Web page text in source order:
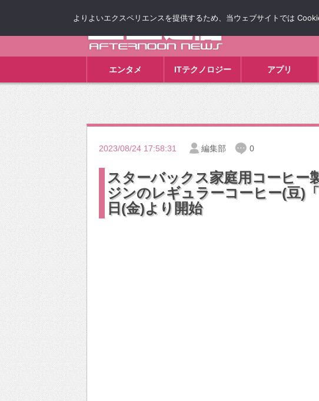
エンタメ ITテクノロジー アプリ
2023/08/24 17:58:31 編集部 0
スターバックス家庭用コーヒー
ジンのレギュラーコーヒー(豆)
日(金)より開始
よりよいエクスペリエンスを提供するため、当ウェブサイトでは